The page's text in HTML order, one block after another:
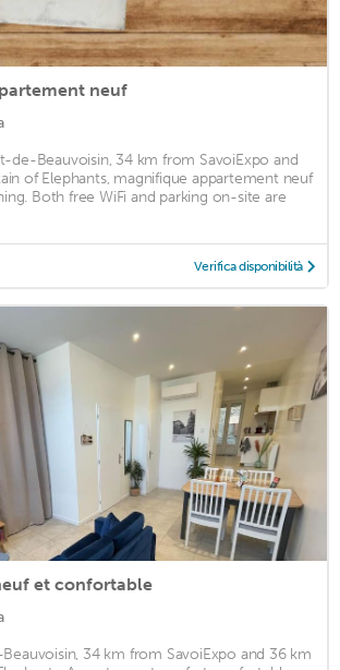
neuf
de-Beauvoisin, 34 km from SavoiExpo and
of Elephants, magnifique appartement neuf
Both free WiFi and parking on-site are
Verifica disponibilità
et confortable
34 km from SavoiExpo and 36 km